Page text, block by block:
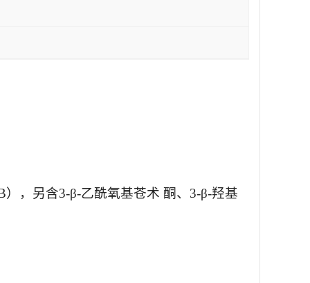
），另含3-β-乙酰氧基苍术 酮、3-β-羟基